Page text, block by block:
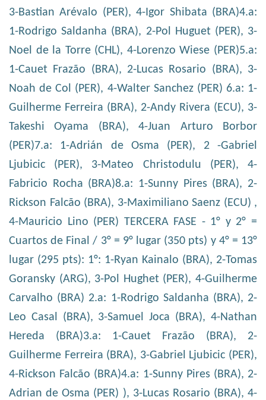
3-Bastian Arévalo (PER), 4-Igor Shibata (BRA)4.a:
1-Rodrigo Saldanha (BRA), 2-Pol Huguet (PER), 3-
Noel de la Torre (CHL), 4-Lorenzo Wiese (PER)5.a:
1-Cauet Frazão (BRA), 2-Lucas Rosario (BRA), 3-
Noah de Col (PER), 4-Walter Sanchez (PER) 6.a: 1-
Guilherme Ferreira (BRA), 2-Andy Rivera (ECU), 3-
Takeshi Oyama (BRA), 4-Juan Arturo Borbor
(PER)7.a: 1-Adrián de Osma (PER), 2 -Gabriel
Ljubicic (PER), 3-Mateo Christodulu (PER), 4-
Fabricio Rocha (BRA)8.a: 1-Sunny Pires (BRA), 2-
Rickson Falcão (BRA), 3-Maximiliano Saenz (ECU) ,
4-Mauricio Lino (PER) TERCERA FASE - 1° y 2° =
Cuartos de Final / 3° = 9° lugar (350 pts) y 4° = 13°
lugar (295 pts): 1°: 1-Ryan Kainalo (BRA), 2-Tomas
Goransky (ARG), 3-Pol Hughet (PER), 4-Guilherme
Carvalho (BRA) 2.a: 1-Rodrigo Saldanha (BRA), 2-
Leo Casal (BRA), 3-Samuel Joca (BRA), 4-Nathan
Hereda (BRA)3.a: 1-Cauet Frazão (BRA), 2-
Guilherme Ferreira (BRA), 3-Gabriel Ljubicic (PER),
4-Rickson Falcão (BRA)4.a: 1-Sunny Pires (BRA), 2-
Adrian de Osma (PER) ), 3-Lucas Rosario (BRA), 4-